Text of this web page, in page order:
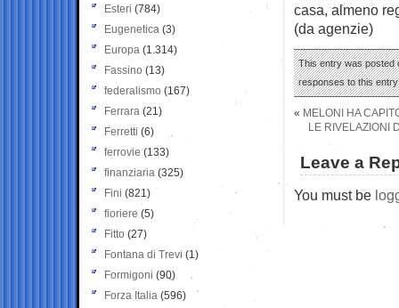
casa, almeno
(da agenzie)
This entry was posted
responses to this
« MELONI HA
LE RIVELAZIONI
Leave a
You must be
Esteri (784)
Eugenetica (3)
Europa (1.314)
Fassino (13)
federalismo (167)
Ferrara (21)
Ferretti (6)
ferrovie (133)
finanziaria (325)
Fini (821)
fioriere (5)
Fitto (27)
Fontana di Trevi (1)
Formigoni (90)
Forza Italia (596)